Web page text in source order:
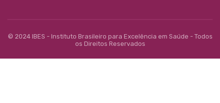
© 2024 IBES - Instituto Brasileiro para Excelência em Saúde - Todos
os Direitos Reservados